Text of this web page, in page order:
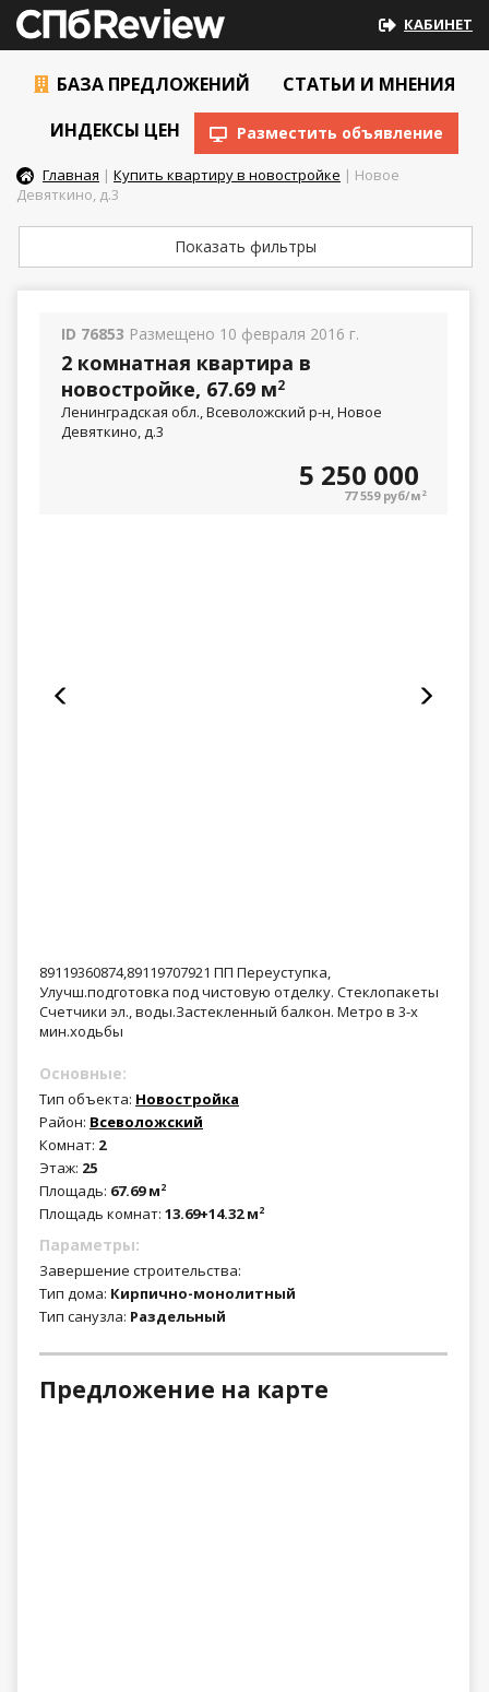
КАБИНЕТ
БАЗА ПРЕДЛОЖЕНИЙ
СТАТЬИ И МНЕНИЯ
ИНДЕКСЫ ЦЕН
Разместить объявление
Главная | Купить квартиру в новостройке | Новое
Девяткино, д.3
Показать фильтры
ID 76853 Размещено 10 февраля 2016 г.
2 комнатная квартира в
новостройке, 67.69 м2
Ленинградская обл., Всеволожский р-н, Новое
Девяткино, д.3
5 250 000
77 559 руб/м 2
89119360874,89119707921 ПП Переуступка,
Улучш.подготовка под чистовую отделку. Стеклопакеты
Счетчики эл., воды.Застекленный балкон. Метро в 3-х
мин.ходьбы
Основные:
Тип объекта: Новостройка
Район: Всеволожский
Комнат: 2
Этаж: 25
Площадь: 67.69 м2
Площадь комнат: 13.69+14.32 м2
Параметры:
Завершение строительства:
Тип дома: Кирпично-монолитный
Тип санузла: Раздельный
Предложение на карте